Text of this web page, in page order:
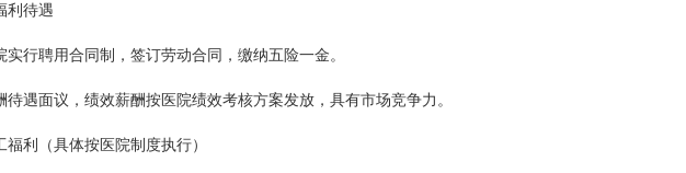
利待遇
实行聘用合同制，签订劳动合同，缴纳五险一金。
待遇面议，绩效薪酬按医院绩效考核方案发放，具有市场竞争力。
福利（具体按医院制度执行）